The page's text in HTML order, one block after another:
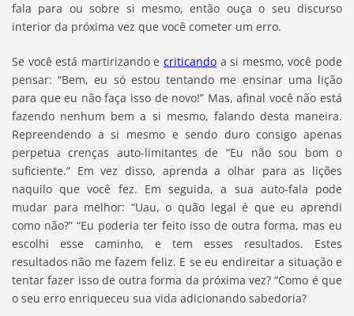
fala para ou sobre si mesmo, então ouça o seu discurso
interior da próxima vez que você cometer um erro.
Se você está martirizando e criticando a si mesmo, você pode
pensar: “Bem, eu só estou tentando me ensinar uma lição
para que eu não faça isso de novo!” Mas, afinal você não está
fazendo nenhum bem a si mesmo, falando desta maneira.
Repreendendo a si mesmo e sendo duro consigo apenas
perpetua crenças auto-limitantes de “Eu não sou bom o
suficiente.” Em vez disso, aprenda a olhar para as lições
naquilo que você fez. Em seguida, a sua auto-fala pode
mudar para melhor: “Uau, o quão legal é que eu aprendi
como não?” “Eu poderia ter feito isso de outra forma, mas eu
escolhi esse caminho, e tem esses resultados. Estes
resultados não me fazem feliz. E se eu endireitar a situação e
tentar fazer isso de outra forma da próxima vez? “Como é que
o seu erro enriqueceu sua vida adicionando sabedoria?